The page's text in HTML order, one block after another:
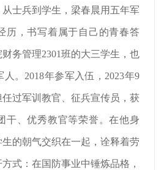
士兵到学生，梁春晨用五年军
历，书写着属于自己的青春答
务管理2301班的大三学生，也
。2018年参军入伍，2023年9
过军训教官、征兵宣传员，获
干、优秀教官等荣誉。在他身
生的朝气交织在一起，诠释着劳
式：在国防事业中锤炼品格，